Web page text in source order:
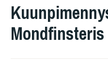
Mondfinsteris